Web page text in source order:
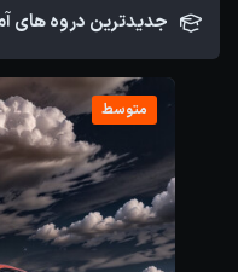
جدیدترین دروه های
متوسط